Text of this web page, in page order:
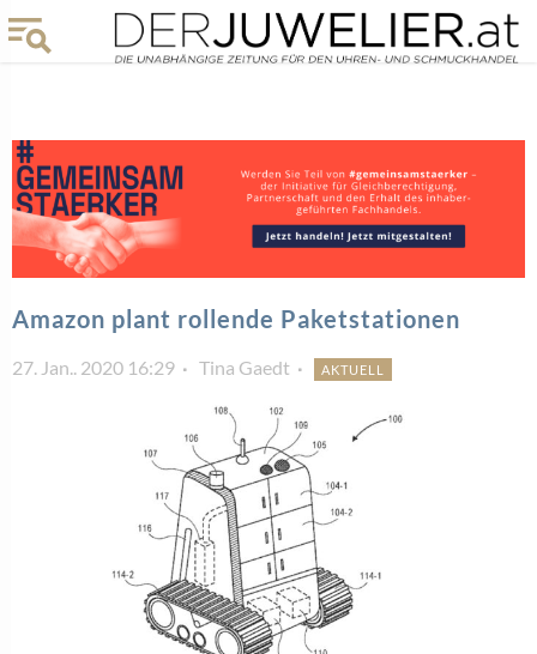
Amazon plant rollende Paketstationen
27. Jan.. 2020 16:29 Tina Gaedt AKTUELL